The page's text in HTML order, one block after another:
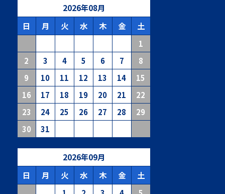
2026年08月
日
月 火 水 木 金 土
1
2
3 4 5 6 7
8
9
10 11 12 13 14
15
16
17 18 19 20 21
22
23
24 25 26 27 28
29
30
31
2026年09月
日
月 火 水 木 金 土